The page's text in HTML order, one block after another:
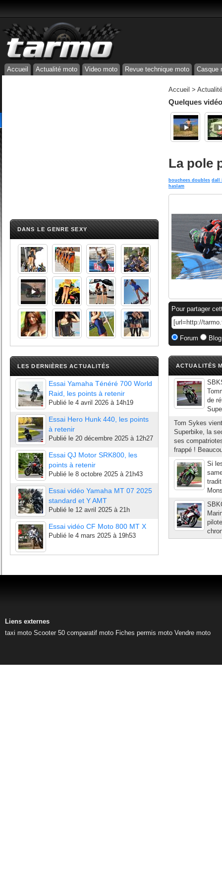
Accueil Actualité moto Video moto Revue technique moto Casque
DANS LE GENRE SEXY
LES DERNIÈRES ACTUALITÉS
Essai Yamaha Ténéré 700 World
Raid, les points à retenir
Publié le 4 avril 2026 à 14h19
Essai Hero Hunk 440, les points
à retenir
Publié le 20 décembre 2025 à 12h27
Essai QJ Motor SRK800, les
points à retenir
Publié le 8 octobre 2025 à 21h43
Essai vidéo Yamaha MT 07 2025
standard et Y AMT
Publié le 12 avril 2025 à 21h
Essai vidéo CF Moto 800 MT X
Publié le 4 mars 2025 à 19h53
Accueil >
Quelques
La pole
bouchees doubles dall
haslam
Pour partager
Forum
ACTUALITÉS
de
Tom Sykes
Superbike, la
ses
frappé !
Si
Liens externes
taxi moto Scooter 50 comparatif moto Fiches permis moto Vendre moto